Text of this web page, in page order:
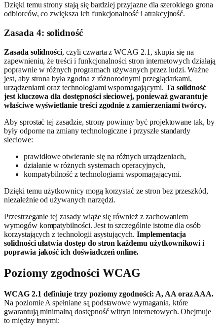
Dzięki temu strony stają się bardziej przyjazne dla szerokiego grona
odbiorców, co zwiększa ich funkcjonalność i atrakcyjność.
Zasada 4: solidność
Zasada solidności, czyli czwarta z WCAG 2.1, skupia się na
zapewnieniu, że treści i funkcjonalności stron internetowych działają
poprawnie w różnych programach używanych przez ludzi. Ważne
jest, aby strona była zgodna z różnorodnymi przeglądarkami,
urządzeniami oraz technologiami wspomagającymi. Ta solidność
jest kluczowa dla dostępności sieciowej, ponieważ gwarantuje
właściwe wyświetlanie treści zgodnie z zamierzeniami twórcy.
Aby sprostać tej zasadzie, strony powinny być projektowane tak, by
były odporne na zmiany technologiczne i przyszłe standardy
sieciowe:
prawidłowe otwieranie się na różnych urządzeniach,
działanie w różnych systemach operacyjnych,
kompatybilność z technologiami wspomagającymi.
Dzięki temu użytkownicy mogą korzystać ze stron bez przeszkód,
niezależnie od używanych narzędzi.
Przestrzeganie tej zasady wiąże się również z zachowaniem
wymogów kompatybilności. Jest to szczególnie istotne dla osób
korzystających z technologii asystujących. Implementacja
solidności ułatwia dostęp do stron każdemu użytkownikowi i
poprawia jakość ich doświadczeń online.
Poziomy zgodności WCAG
WCAG 2.1 definiuje trzy poziomy zgodności: A, AA oraz AAA.
Na poziomie A spełniane są podstawowe wymagania, które
gwarantują minimalną dostępność witryn internetowych. Obejmuje
to między innymi: